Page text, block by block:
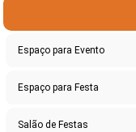
Espaço para Evento
Espaço para Festa
Salão de Festas